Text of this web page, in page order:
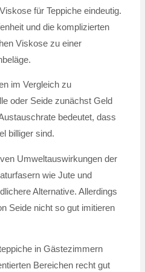
für Teppiche eindeutig.
und die komplizierten
Viskose zu einer
im Vergleich zu
oder Seide zunächst Geld
bedeutet, dass
billiger sind.
Umweltauswirkungen der
wie Jute und
Alternative. Allerdings
Seide nicht so gut imitieren
in Gästezimmern
Bereichen recht gut